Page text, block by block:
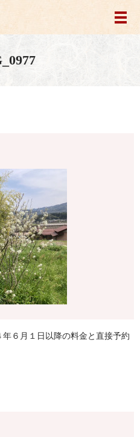
メ
６月１日以降の料金と直接予約